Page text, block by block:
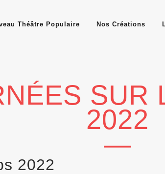
Théâtre Populaire Nos Créations
SUR
2022
—
2022